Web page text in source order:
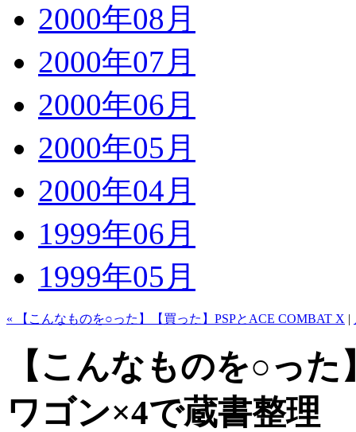
2000年08月
2000年07月
2000年06月
2000年05月
2000年04月
1999年06月
1999年05月
« 【こんなものを○った】【買った】PSPとACE COMBAT X |
【こんなものを○っ
ワゴン×4で蔵書整理